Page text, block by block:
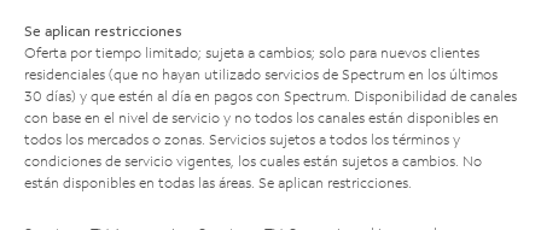
Se aplican restricciones
Oferta por tiempo limitado; sujeta a cambios; solo para nuevos clientes
residenciales (que no hayan utilizado servicios de Spectrum en los últimos
30 días) y que estén al día en pagos con Spectrum. Disponibilidad de canales
con base en el nivel de servicio y no todos los canales están disponibles en
todos los mercados o zonas. Servicios sujetos a todos los términos y
condiciones de servicio vigentes, los cuales están sujetos a cambios. No
están disponibles en todas las áreas. Se aplican restricciones.